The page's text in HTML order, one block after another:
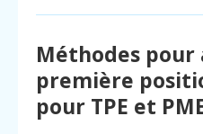
Méthodes
première
pour TPE et